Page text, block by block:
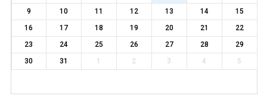
9
10 11 12 13 14
15
16
17 18 19 20 21
22
23
24 25 26 27 28
29
30
31 1 2 3 4 5